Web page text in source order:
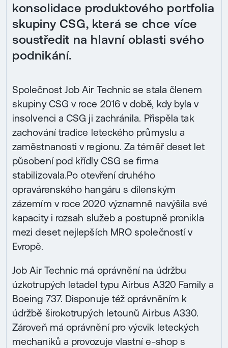
konsolidace produktového portfolia
skupiny CSG, která se chce více
soustředit na hlavní oblasti svého
podnikání.
Společnost Job Air Technic se stala členem
skupiny CSG v roce 2016 v době, kdy byla v
insolvenci a CSG ji zachránila. Přispěla tak
zachování tradice leteckého průmyslu a
zaměstnanosti v regionu. Za téměř deset let
působení pod křídly CSG se firma
stabilizovala.Po otevření druhého
opravárenského hangáru s dílenským
zázemím v roce 2020 významně navýšila své
kapacity i rozsah služeb a postupně pronikla
mezi deset nejlepších MRO společností v
Evropě.
Job Air Technic má oprávnění na údržbu
úzkotrupých letadel typu Airbus A320 Family a
Boeing 737. Disponuje též oprávněním k
údržbě širokotrupých letounů Airbus A330.
Zároveň má oprávnění pro výcvik leteckých
mechaniků a provozuje vlastní e-shop s